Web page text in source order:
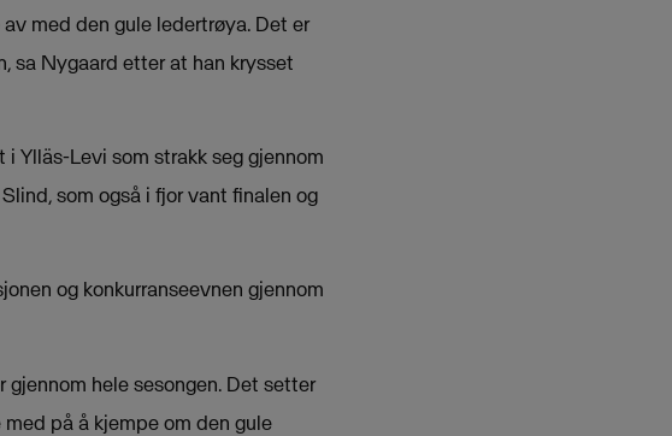
med den gule ledertrøya. Det er
sa Nygaard etter at han krysset
Ylläs-Levi som strakk seg gjennom
som også i fjor vant finalen og
og konkurranseevnen gjennom
hele sesongen. Det setter
på å kjempe om den gule